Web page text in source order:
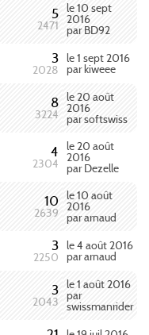
5
2471
le 10 sept
2016
par BD92
3
2028
le 1 sept 2016
par kiweee
8
3224
le 20 août
2016
par softswiss
4
2304
le 20 août
2016
par Dezelle
10
2639
le 10 août
2016
par arnaud
3
2250
le 4 août 2016
par arnaud
3
2043
le 1 août 2016
par
swissmanrider